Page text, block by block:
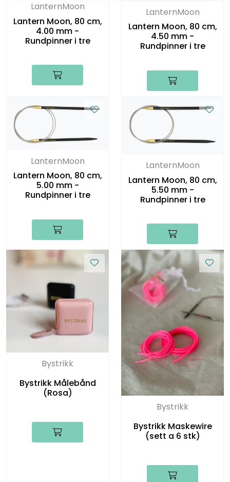
LanternMoon
Lantern Moon, 80 cm,
4.00 mm -
Rundpinner i tre
LanternMoon
Lantern Moon, 80 cm,
4.50 mm -
Rundpinner i tre
LanternMoon
Lantern Moon, 80 cm,
5.00 mm -
Rundpinner i tre
LanternMoon
Lantern Moon, 80 cm,
5.50 mm -
Rundpinner i tre
Bystrikk
Bystrikk Målebånd
(Rosa)
Bystrikk
Bystrikk Maskewire
(sett a 6 stk)